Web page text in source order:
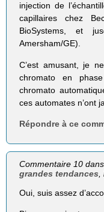
injection de
capillaires chez
BioSystems, et
Amersham/GE).
C’est amusant, je
chromato en
chromato
ces automates n’ont
Répondre à ce
Commentaire 10
grandes tendances
Oui, suis assez